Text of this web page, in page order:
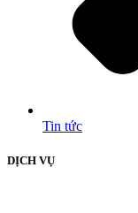
Tin tức
DỊCH VỤ